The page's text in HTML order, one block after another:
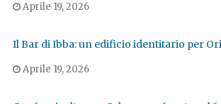
Aprile 19, 2026
Il Bar di Ibba: un edificio identitario per
Aprile 19, 2026